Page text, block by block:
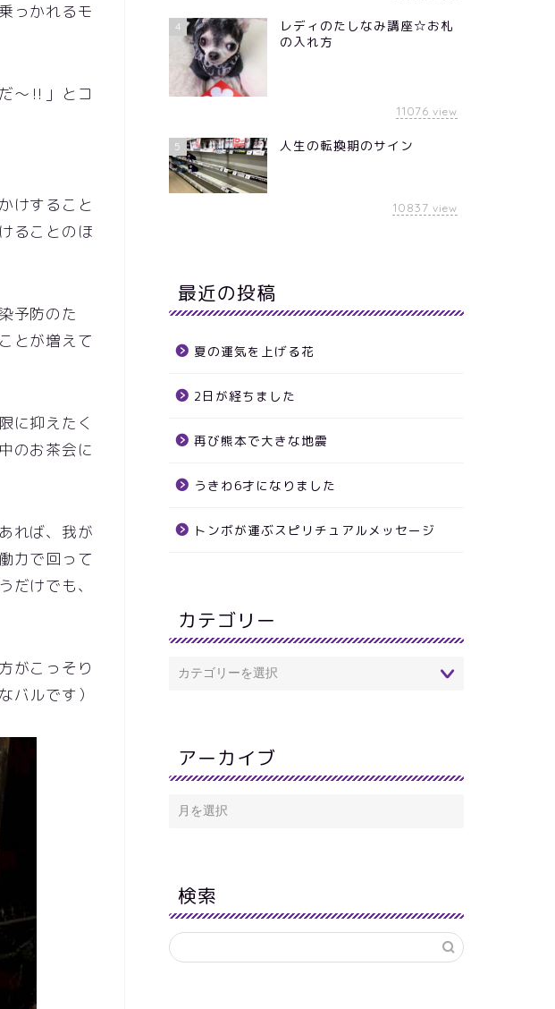
っかれるモ
～‼」とコ
けすること
ることのほ
予防のた
とが増えて
に抑えたく
のお茶会に
れば、我が
力で回って
だけでも、
がこっそり
バルです）
4
レディのたしなみ講座☆お札
の入れ方
11076 view
5 人生の転換期のサイン
10837 view
最近の投稿
夏の運気を上げる花
2日が経ちました
再び熊本で大きな地震
うきわ6才になりました
トンボが運ぶスピリチュアルメッセージ
カテゴリー
アーカイブ
検索